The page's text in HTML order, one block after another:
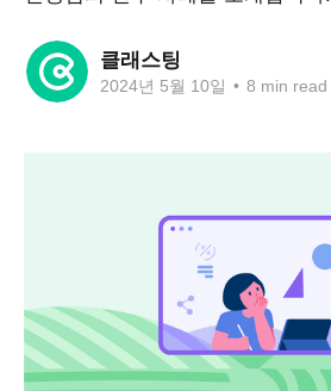
클래스팅
2024년 5월 10일 • 8 min read